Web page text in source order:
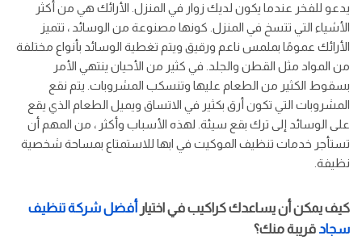
يدعو للفخر عندما يكون لديك زوار في المنزل. الأرائك هي من أكثر
الأشياء التي تتسخ في المنزل. كونها مصنوعة من الوسائد ، تتميز
الأرائك عمومًا بملمس ناعم ورقيق ويتم تغطية الوسائد بأنواع مختلفة
من المواد مثل القطن والجلد. في كثير من الأحيان ينتهي الأمر
بسقوط الكثير من الطعام عليها وتنسكب المشروبات. يتم نقع
المشروبات التي تكون أرق بكثير في الاتساق ويميل الطعام الذي يقع
على الوسائد إلى ترك بقع سيئة. لهذه الأسباب وأكثر ، من المهم أن
تستأجر خدمات تنظيف الموكيت في ابها للاستمتاع بمساحة شخصية
نظيفة.
كيف يمكن أن يساعدك كراكيب في اختيار أفضل شركة تنظيف
سجاد قريبة منك؟